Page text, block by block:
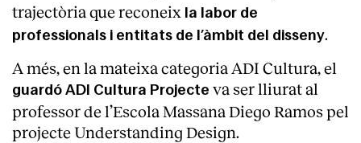
trajectòria que reconeix la labor de
professionals i entitats de l’àmbit del disseny.
A més, en la mateixa categoria ADI Cultura, el
guardó ADI Cultura Projecte va ser lliurat al
professor de l’Escola Massana Diego Ramos pel
projecte Understanding Design.